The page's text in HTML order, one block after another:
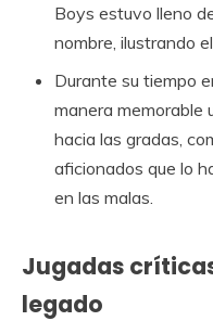
Boys estuvo lleno
nombre, ilustrando
Durante su tiempo
manera memorable
hacia las gradas,
aficionados que lo
en las malas.
Jugadas
legado